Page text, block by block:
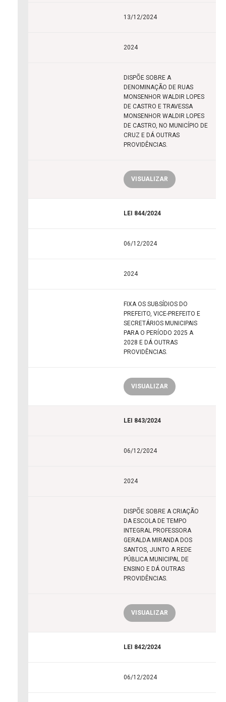
13/12/2024
2024
DISPÕE SOBRE A
DENOMINAÇÃO DE RUAS
MONSENHOR WALDIR LOPES
DE CASTRO E TRAVESSA
MONSENHOR WALDIR LOPES
DE CASTRO, NO MUNICÍPIO DE
CRUZ E DÁ OUTRAS
PROVIDÊNCIAS.
VISUALIZAR
LEI 844/2024
06/12/2024
2024
FIXA OS SUBSÍDIOS DO
PREFEITO, VICE-PREFEITO E
SECRETÁRIOS MUNICIPAIS
PARA O PERÍODO 2025 A
2028 E DÁ OUTRAS
PROVIDÊNCIAS.
VISUALIZAR
LEI 843/2024
06/12/2024
2024
DISPÕE SOBRE A CRIAÇÃO
DA ESCOLA DE TEMPO
INTEGRAL PROFESSORA
GERALDA MIRANDA DOS
SANTOS, JUNTO A REDE
PÚBLICA MUNICIPAL DE
ENSINO E DÁ OUTRAS
PROVIDÊNCIAS.
VISUALIZAR
LEI 842/2024
06/12/2024